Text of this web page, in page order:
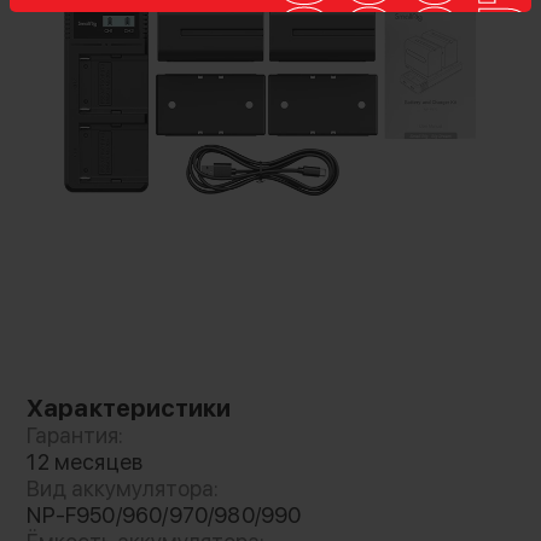
Зарядное устройство оснащено ярким
экраном, где отображается состояние
зарядки в режиме реального времени.
Оборудован интерфейсами Micro-USB и Type-
Характеристики
Гарантия:
12 месяцев
Вид аккумулятора:
NP-F950/960/970/980/990